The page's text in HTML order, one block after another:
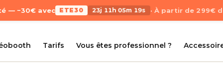
— −30€ avec ETE30 23j 11h 05m 18s · À partir de 299€
Tarifs Vous êtes professionnel ?